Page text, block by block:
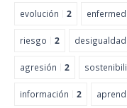
evolución 2
riesgo 2 desigualdad
agresión 2
información 2